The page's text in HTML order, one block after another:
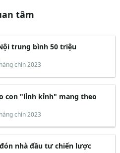
tâm
trung bình 50 triệu
chín 2023
con "lỉnh kỉnh" mang theo
chín 2023
nhà đầu tư chiến lược